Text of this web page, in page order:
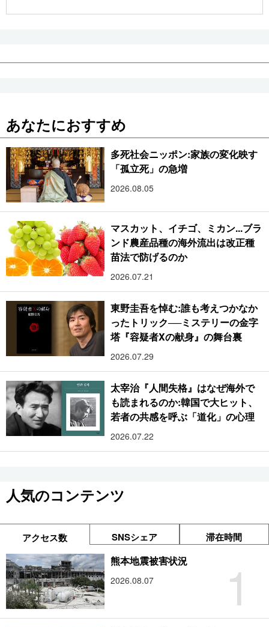
あなたにおすすめ
多死社会ニッポン:家族の変化映す
「孤立死」の急増
2026.08.05
マスカット、イチゴ、ミカン...ブラ
ンド農産品種の海外流出は改正種
苗法で防げるのか
2026.07.21
東野圭吾を悼む:誰も考えつかなか
ったトリック──ミステリーの金字
塔『容疑者Xの献身』の舞台裏
2026.07.29
太宰治『人間失格』はなぜ海外で
も読まれるのか:韓国で大ヒット、
若者の共感を呼ぶ「道化」の心理
2026.07.22
人気のコンテンツ
アクセス数 SNSシェア 滞在時間
1
熊本地震被害状況
2026.08.07